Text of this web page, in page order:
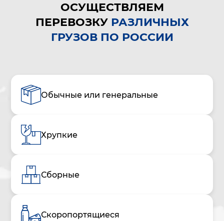
ОСУЩЕСТВЛЯЕМ
ПЕРЕВОЗКУРАЗЛИЧНЫХ
ГРУЗОВ ПО РОССИИ
Обычные или генеральные
Хрупкие
Сборные
Скоропортящиеся